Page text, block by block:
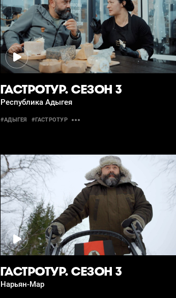
ГАСТРОТУР. СЕЗОН 3
Республика Адыгея
#АДЫГЕЯ #ГАСТРОТУР
ГАСТРОТУР. СЕЗОН 3
Нарьян-Мар